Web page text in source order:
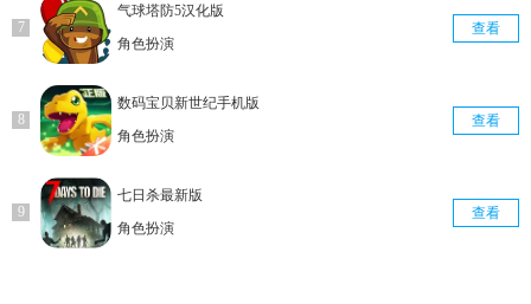
气球塔防5汉化版
角色扮演
查看
数码宝贝新世纪手机版
角色扮演
查看
七日杀最新版
角色扮演
查看